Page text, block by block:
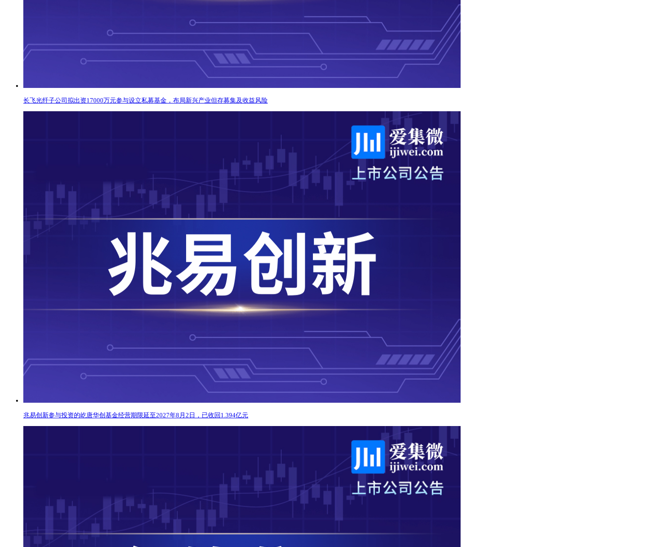
长飞光纤子公司拟出资17000万元参与设立私募基金，布局新兴产业但存募集及收益风险
兆易创新参与投资的屹唐华创基金经营期限延至2027年8月2日，已收回1.394亿元